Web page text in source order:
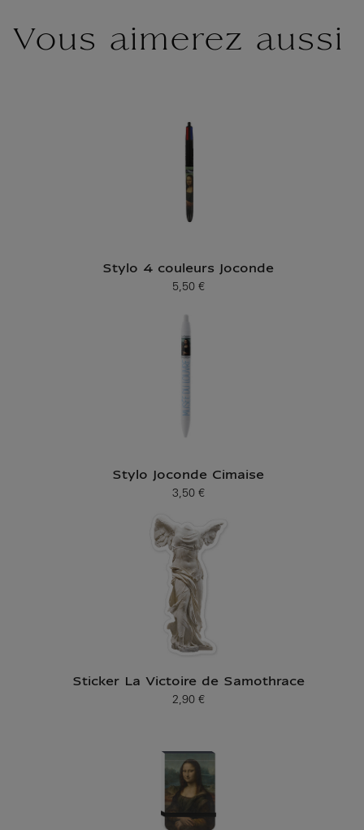
Vous aimerez aussi
Stylo 4 couleurs Joconde
Prix ​​actuel
5,50 €
Stylo Joconde Cimaise
Prix ​​actuel
3,50 €
Sticker La Victoire de Samothrace
Prix ​​actuel
2,90 €